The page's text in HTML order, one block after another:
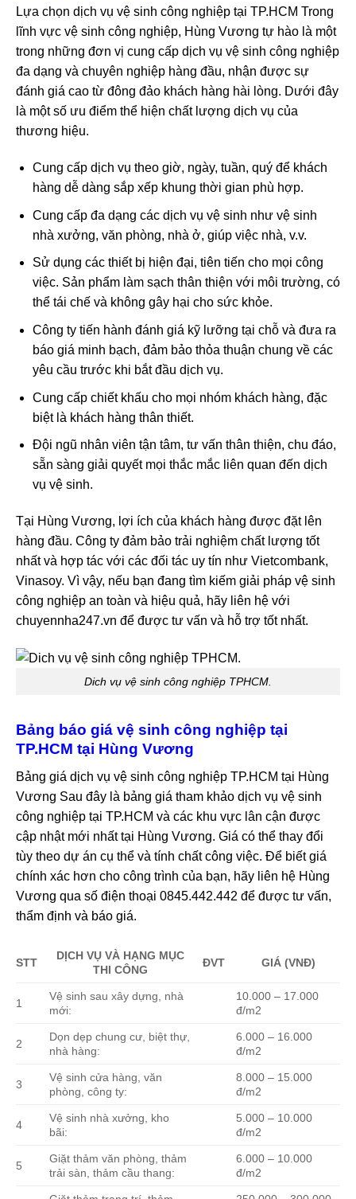
Lựa chọn dịch vụ vệ sinh công nghiệp tại TP.HCM Trong
lĩnh vực vệ sinh công nghiệp, Hùng Vương tự hào là một
trong những đơn vị cung cấp dịch vụ vệ sinh công nghiệp
đa dạng và chuyên nghiệp hàng đầu, nhận được sự
đánh giá cao từ đông đảo khách hàng hài lòng. Dưới đây
là một số ưu điểm thể hiện chất lượng dịch vụ của
thương hiệu.
Cung cấp dịch vụ theo giờ, ngày, tuần, quý để khách
hàng dễ dàng sắp xếp khung thời gian phù hợp.
Cung cấp đa dạng các dịch vụ vệ sinh như vệ sinh
nhà xưởng, văn phòng, nhà ở, giúp việc nhà, v.v.
Sử dụng các thiết bị hiện đại, tiên tiến cho mọi công
việc. Sản phẩm làm sạch thân thiện với môi trường, có
thể tái chế và không gây hại cho sức khỏe.
Công ty tiến hành đánh giá kỹ lưỡng tại chỗ và đưa ra
báo giá minh bạch, đảm bảo thỏa thuận chung về các
yêu cầu trước khi bắt đầu dịch vụ.
Cung cấp chiết khấu cho mọi nhóm khách hàng, đặc
biệt là khách hàng thân thiết.
Đội ngũ nhân viên tận tâm, tư vấn thân thiện, chu đáo,
sẵn sàng giải quyết mọi thắc mắc liên quan đến dịch
vụ vệ sinh.
Tại Hùng Vương, lợi ích của khách hàng được đặt lên
hàng đầu. Công ty đảm bảo trải nghiệm chất lượng tốt
nhất và hợp tác với các đối tác uy tín như Vietcombank,
Vinasoy. Vì vậy, nếu bạn đang tìm kiếm giải pháp vệ sinh
công nghiệp an toàn và hiệu quả, hãy liên hệ với
chuyennha247.vn để được tư vấn và hỗ trợ tốt nhất.
Dich vụ vệ sinh công nghiệp TPHCM.
Bảng báo giá vệ sinh công nghiệp tại
TP.HCM tại Hùng Vương
Bảng giá dịch vụ vệ sinh công nghiệp TP.HCM tại Hùng
Vương Sau đây là bảng giá tham khảo dịch vụ vệ sinh
công nghiệp tại TP.HCM và các khu vực lân cận được
cập nhật mới nhất tại Hùng Vương. Giá có thể thay đổi
tùy theo dự án cụ thể và tính chất công việc. Để biết giá
chính xác hơn cho công trình của bạn, hãy liên hệ Hùng
Vương qua số điện thoại 0845.442.442 để được tư vấn,
thẩm định và báo giá.
STT
DỊCH VỤ VÀ HẠNG MỤC
THI CÔNG
ĐVT GIÁ (VNĐ)
1
Vệ sinh sau xây dựng, nhà
mới:
10.000 – 17.000
đ/m2
2
Dọn dẹp chung cư, biệt thự,
nhà hàng:
6.000 – 16.000
đ/m2
3
Vệ sinh cửa hàng, văn
phòng, công ty:
8.000 – 15.000
đ/m2
4
Vệ sinh nhà xưởng, kho
bãi:
5.000 – 10.000
đ/m2
5
Giặt thảm văn phòng, thảm
trải sàn, thảm cầu thang:
6.000 – 10.000
đ/m2